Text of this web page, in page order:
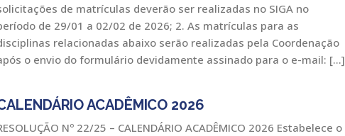
de matrículas deverão ser realizadas no SIGA no
de 29/01 a 02/02 de 2026; 2. As matrículas para as
relacionadas abaixo serão realizadas pela Coordenação
o envio do formulário devidamente assinado para o e-mail: […]
ACADÊMICO 2026
Nº 22/25 – CALENDÁRIO ACADÊMICO 2026 Estabelece o